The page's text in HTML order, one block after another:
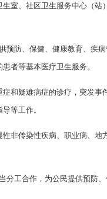
室、社区卫生服务中心（
预防、保健、健康教育、疾
者等基本医疗卫生服务。
和疑难病症的诊疗，突发
等工作。
非传染性疾病、职业病、
分工合作，为公民提供预防